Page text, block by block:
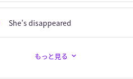
She's disappeared
もっと見る